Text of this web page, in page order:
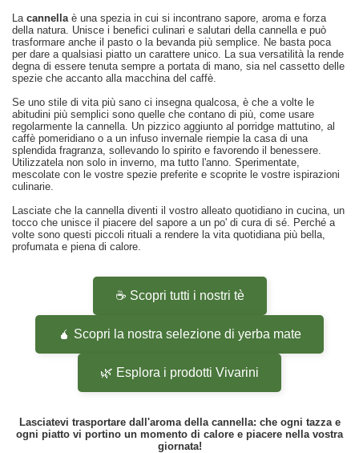
La cannella è una spezia in cui si incontrano sapore, aroma e forza
della natura. Unisce i benefici culinari e salutari della cannella e può
trasformare anche il pasto o la bevanda più semplice. Ne basta poca
per dare a qualsiasi piatto un carattere unico. La sua versatilità la rende
degna di essere tenuta sempre a portata di mano, sia nel cassetto delle
spezie che accanto alla macchina del caffè.
Se uno stile di vita più sano ci insegna qualcosa, è che a volte le
abitudini più semplici sono quelle che contano di più, come usare
regolarmente la cannella. Un pizzico aggiunto al porridge mattutino, al
caffè pomeridiano o a un infuso invernale riempie la casa di una
splendida fragranza, sollevando lo spirito e favorendo il benessere.
Utilizzatela non solo in inverno, ma tutto l'anno. Sperimentate,
mescolate con le vostre spezie preferite e scoprite le vostre ispirazioni
culinarie.
Lasciate che la cannella diventi il vostro alleato quotidiano in cucina, un
tocco che unisce il piacere del sapore a un po' di cura di sé. Perché a
volte sono questi piccoli rituali a rendere la vita quotidiana più bella,
profumata e piena di calore.
☕ Scopri tutti i nostri tè
🧉 Scopri la nostra selezione di yerba mate
🌿 Esplora i prodotti Vivarini
Lasciatevi trasportare dall'aroma della cannella: che ogni tazza e
ogni piatto vi portino un momento di calore e piacere nella vostra
giornata!